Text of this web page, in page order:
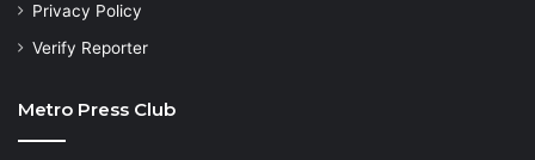
Privacy Policy
Verify Reporter
Metro Press Club